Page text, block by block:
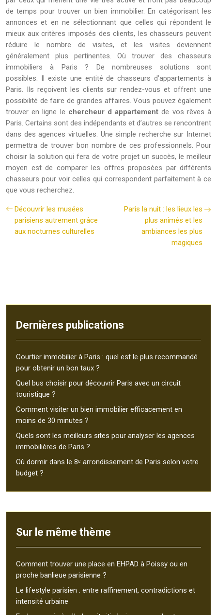
de temps pour trouver un bien immobilier. En catégorisant les
annonces et en ne sélectionnant que celles qui répondent le
mieux aux critères imposés des clients, les chasseurs peuvent
réduire le nombre de visites, et les visites deviennent
généralement plus pertinentes. Où trouver des chasseurs
immobiliers à Paris ? De nombreuses solutions sont
possibles. Il existe une entité de chasseurs d’appartements à
Paris. Ils reçoivent les clients sur rendez-vous et offrent une
possibilité de faire de grandes affaires. Vous pouvez également
trouver en ligne le chercheur d appartement de vos rêves à
Paris. Certains sont des indépendants et d’autres se rencontrent
dans des agences virtuelles. Une simple recherche sur Internet
permettra de trouver bon nombre de ces professionnels. Pour
choisir la solution qui fera de votre projet un succès, le meilleur
moyen est de comparer les offres proposées par différents
chasseurs pour voir celles qui correspondent parfaitement à ce
que vous recherchez.
Découvrir les musées
parisiens autrement grâce
aux nocturnes culturelles
Paris la nuit : les lieux les
plus animés et les
ambiances les plus
magiques
Dernières publications
Courtier immobilier à Paris : quel est le plus recommandé
pour obtenir un bon taux ?
Quel bus choisir pour découvrir Paris avec un circuit
touristique ?
Comment visiter un bien immobilier efficacement en
moins de 30 minutes ?
Quels sont les meilleurs sites pour analyser les agences
immobilières de Paris ?
Où dormir dans le 8ᵉ arrondissement de Paris selon votre
budget ?
Sur le même thème
Comment trouver une place en EHPAD à Poissy ou en
proche banlieue parisienne ?
Le lifestyle parisien : entre raffinement, contradictions et
intensité urbaine